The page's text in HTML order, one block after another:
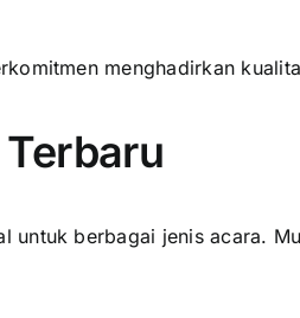
menghadirkan
untuk berbagai jenis acara.